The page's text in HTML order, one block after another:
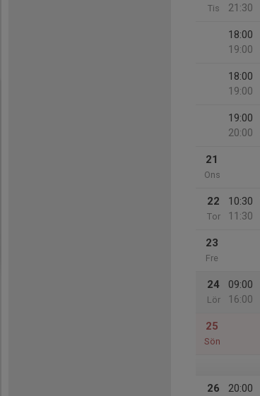
Tis
21:30
18:00
19:00
18:00
19:00
19:00
20:00
21
Ons
22
Tor
10:30
11:30
23
Fre
24
Lör
09:00
16:00
25
Sön
26
20:00